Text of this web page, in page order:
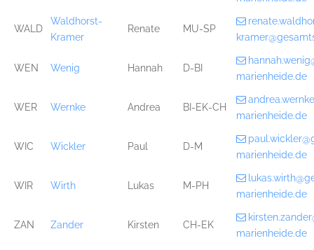
WALD
Waldhorst-
Kramer
Renate MU-SP
WEN Wenig Hannah D-BI
marienheide.de
WER Wernke Andrea BI-EK-CH
marienheide.de
WIC Wickler Paul D-M
marienheide.de
WIR Wirth Lukas M-PH
marienheide.de
ZAN Zander Kirsten CH-EK
marienheide.de